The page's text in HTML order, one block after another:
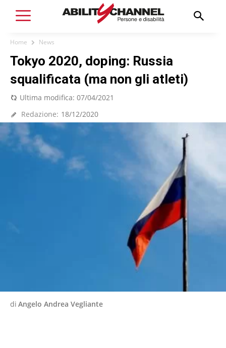
Home News
Tokyo 2020, doping: Russia
squalificata (ma non gli atleti)
Ultima modifica: 07/04/2021
Redazione: 18/12/2020
di Angelo Andrea Vegliante